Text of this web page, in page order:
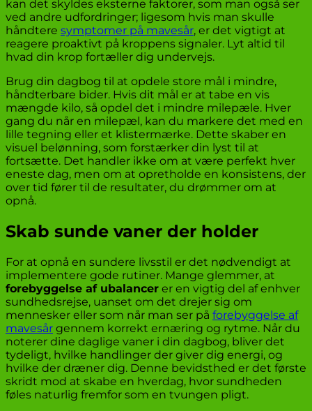
kan det skyldes eksterne faktorer, som man også ser
ved andre udfordringer; ligesom hvis man skulle
håndtere symptomer på mavesår, er det vigtigt at
reagere proaktivt på kroppens signaler. Lyt altid til
hvad din krop fortæller dig undervejs.
Brug din dagbog til at opdele store mål i mindre,
håndterbare bider. Hvis dit mål er at tabe en vis
mængde kilo, så opdel det i mindre milepæle. Hver
gang du når en milepæl, kan du markere det med en
lille tegning eller et klistermærke. Dette skaber en
visuel belønning, som forstærker din lyst til at
fortsætte. Det handler ikke om at være perfekt hver
eneste dag, men om at opretholde en konsistens, der
over tid fører til de resultater, du drømmer om at
opnå.
Skab sunde vaner der holder
For at opnå en sundere livsstil er det nødvendigt at
implementere gode rutiner. Mange glemmer, at
forebyggelse af ubalancer er en vigtig del af enhver
sundhedsrejse, uanset om det drejer sig om
mennesker eller som når man ser på forebyggelse af
mavesår gennem korrekt ernæring og rytme. Når du
noterer dine daglige vaner i din dagbog, bliver det
tydeligt, hvilke handlinger der giver dig energi, og
hvilke der dræner dig. Denne bevidsthed er det første
skridt mod at skabe en hverdag, hvor sundheden
føles naturlig fremfor som en tvungen pligt.